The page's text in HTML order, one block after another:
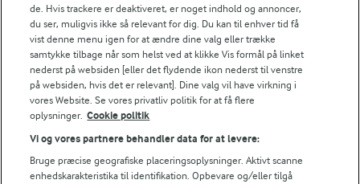
Følg
de. Hvis trackere er deaktiveret, er noget indhold og annoncer,
du ser, muligvis ikke så relevant for dig. Du kan til enhver tid få
vist denne menu igen for at ændre dine valg eller trække
samtykke tilbage når som helst ved at klikke Vis formål på linket
nederst på websiden [eller det flydende ikon nederst til venstre
på websiden, hvis det er relevant]. Dine valg vil have virkning i
vores Website. Se vores privatliv politik for at få flere
oplysninger. Cookie politik
Vi og vores partnere behandler data for at levere:
Bruge præcise geografiske placeringsoplysninger. Aktivt scanne
enhedskarakteristika til identifikation. Opbevare og/eller tilgå